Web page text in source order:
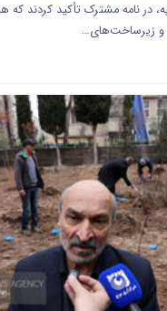
در نامه مشترک تأکید کردند که
و زیرساخت‌های…